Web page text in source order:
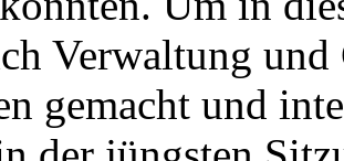
Verwaltung
gemacht und